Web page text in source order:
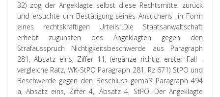
32) zog der Angeklagte selbst diese Rechtsmittel zurück
und ersuchte um Bestätigung seines Ansuchens „in Form
eines rechtskräftigen Urteils".Die Staatsanwaltschaft
erhebt zugunsten des Angeklagten gegen den
Strafausspruch Nichtigkeitsbeschwerde aus Paragraph
281, Absatz eins, Ziffer 11, (ergänze richtig: erster Fall -
vergleiche Ratz, WK-StPO Paragraph 281, Rz 671) StPO und
Beschwerde gegen den Beschluss gemäß Paragraph 494
a, Absatz eins, Ziffer 4,, Absatz 4, StPO. Der Angeklagte